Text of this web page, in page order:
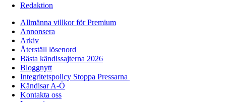
Redaktion
Allmänna villkor för Premium
Annonsera
Arkiv
Återställ lösenord
Bästa kändissajterna 2026
Bloggnytt
Integritetspolicy Stoppa Pressarna
Kändisar A-Ö
Kontakta oss